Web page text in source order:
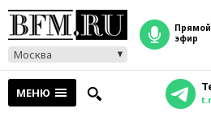
Москва
прямой
эфир
МЕНЮ